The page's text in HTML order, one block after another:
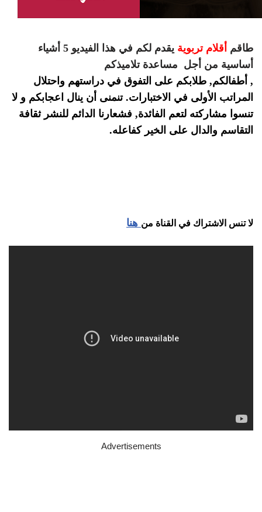
طاقم أقلام تربوية
يقدم لكم في هذا الفيديو 5 أشياء
أساسية من أجل مساعدة تلاميذكم
, أطفالكم, طلابكم على التفوق في دراستهم واحتلال
المراتب الأولى في الاختبارات. تنمنى أن ينال اعجابكم و لا
تنسوا مشاركته لتعم الفائدة, فشعارنا الدائم للنشر ثقافة
التقاسم والدال على الخير كفاعله.
لا تنس الاشتراك في القناة من هنا
Advertisements